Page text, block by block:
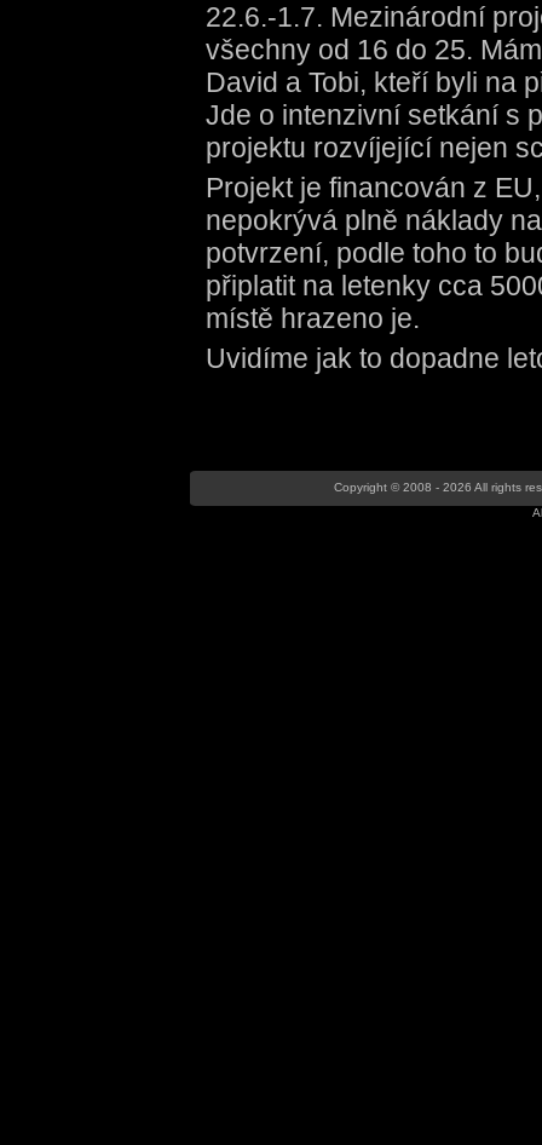
22.6.-1.7. Mezinárodní
všechny od 16 do 25.
David a Tobi, kteří byli na
Jde o intenzivní setkání s
projektu rozvíjející nejen
Projekt je financován z
nepokrývá plně náklady
potvrzení, podle toho to
připlatit na letenky cca
místě hrazeno je.
Uvidíme jak to dopadne
Copyright © 2008 - 2026 All rights